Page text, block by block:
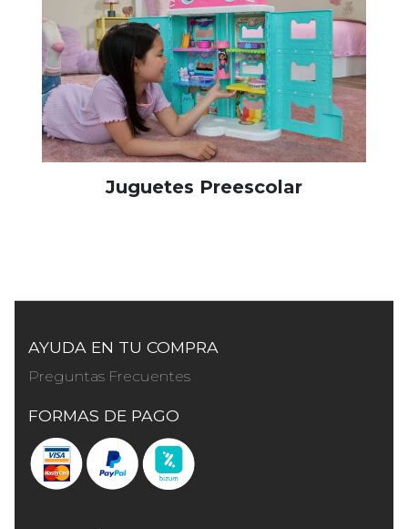
Juguetes Preescolar
AYUDA EN TU COMPRA
Preguntas Frecuentes
FORMAS DE PAGO